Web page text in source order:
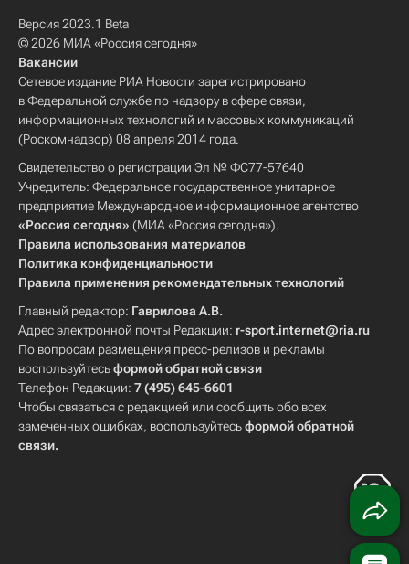
Версия 2023.1 Beta
© 2026 МИА «Россия сегодня»
Вакансии
Сетевое издание РИА Новости зарегистрировано
в Федеральной службе по надзору в сфере связи,
информационных технологий и массовых коммуникаций
(Роскомнадзор) 08 апреля 2014 года.
Свидетельство о регистрации Эл № ФС77-57640
Учредитель: Федеральное государственное унитарное
предприятие Международное информационное агентство
«Россия сегодня» (МИА «Россия сегодня»).
Правила использования материалов
Политика конфиденциальности
Правила применения рекомендательных технологий
Главный редактор: Гаврилова А.В.
Адрес электронной почты Редакции: r-sport.internet@ria.ru
По вопросам размещения пресс-релизов и рекламы
воспользуйтесьформой обратной связи
Телефон Редакции: 7 (495) 645-6601
Чтобы связаться с редакцией или сообщить обо всех
замеченных ошибках, воспользуйтесьформой обратной
связи.